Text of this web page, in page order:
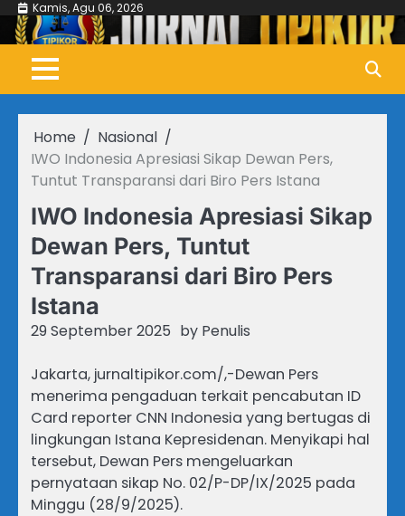
Skip
content
Kamis, Agu 06, 2026
Home
Nasional
IWO Indonesia Apresiasi Sikap Dewan Pers,
Tuntut Transparansi dari Biro Pers Istana
IWO Indonesia Apresiasi Sikap
Dewan Pers, Tuntut
Transparansi dari Biro Pers
Istana
29 September 2025 by Penulis
Jakarta, jurnaltipikor.com/,-Dewan Pers
menerima pengaduan terkait pencabutan ID
Card reporter CNN Indonesia yang bertugas di
lingkungan Istana Kepresidenan. Menyikapi hal
tersebut, Dewan Pers mengeluarkan
pernyataan sikap No. 02/P-DP/IX/2025 pada
Minggu (28/9/2025).